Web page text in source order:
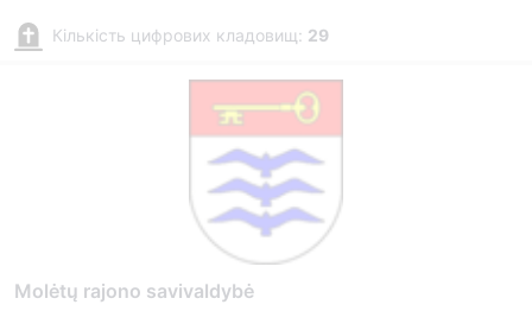
Кількість цифрових кладовищ: 29
Molėtų rajono savivaldybė